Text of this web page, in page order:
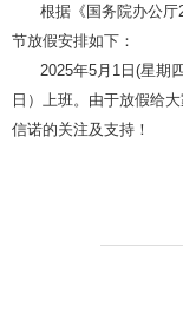
根据《国务院办公厅
节放假安排如下：
2025年5月1日(星期
日）上班 。由于放假给
信诺的关注及支持！